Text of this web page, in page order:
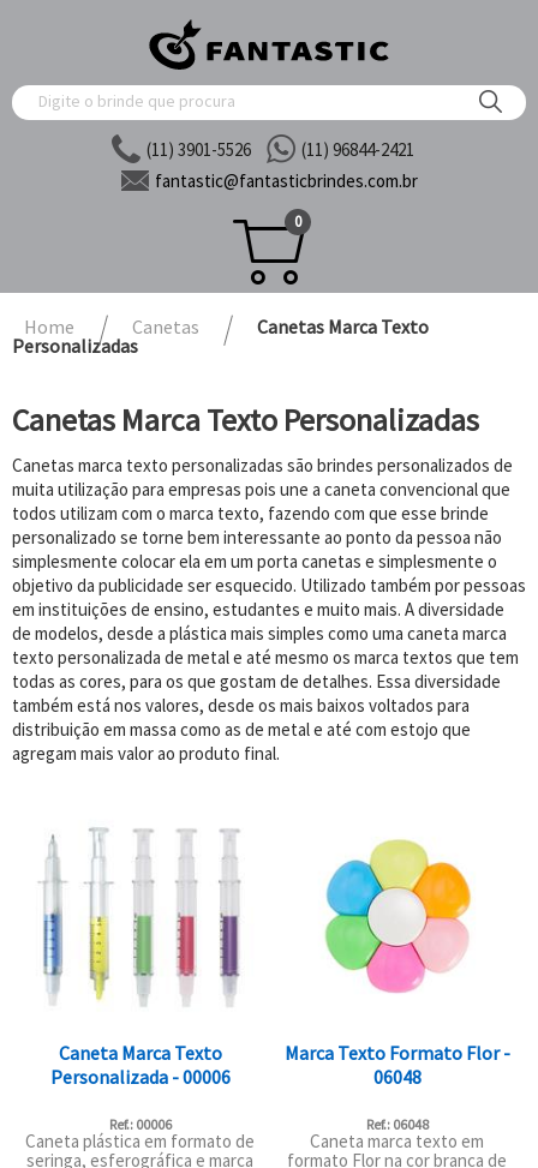
(11) 3901-5526
(11) 96844-2421
fantastic@fantasticbrindes.com.br
0
Home Canetas
Canetas Marca Texto
Personalizadas
Canetas Marca Texto Personalizadas
Canetas marca texto personalizadas são brindes personalizados de
muita utilização para empresas pois une a caneta convencional que
todos utilizam com o marca texto, fazendo com que esse brinde
personalizado se torne bem interessante ao ponto da pessoa não
simplesmente colocar ela em um porta canetas e simplesmente o
objetivo da publicidade ser esquecido. Utilizado também por pessoas
em instituições de ensino, estudantes e muito mais. A diversidade
de modelos, desde a plástica mais simples como uma caneta marca
texto personalizada de metal e até mesmo os marca textos que tem
todas as cores, para os que gostam de detalhes. Essa diversidade
também está nos valores, desde os mais baixos voltados para
distribuição em massa como as de metal e até com estojo que
agregam mais valor ao produto final.
Caneta Marca Texto
Personalizada - 00006
Ref.: 00006
Caneta plástica em formato de
seringa, esferográfica e marca
Marca Texto Formato Flor -
06048
Ref.: 06048
Caneta marca texto em
formato Flor na cor branca de